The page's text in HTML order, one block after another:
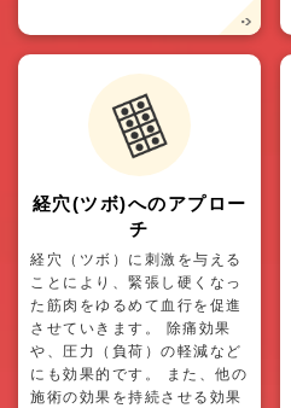
経穴(ツボ)へのアプロー
チ
経穴（ツボ）に刺激を与える
ことにより、緊張し硬くなっ
た筋肉をゆるめて血行を促進
させていきます。 除痛効果
や、圧力（負荷）の軽減など
にも効果的です。 また、他の
施術の効果を持続させる効果